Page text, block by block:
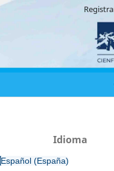
Idioma
Español (España)